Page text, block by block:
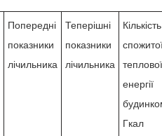
Попередні
показники
лічильника
Теперішні
показники
лічильника
Кількість
теплової
енергії
Гкал